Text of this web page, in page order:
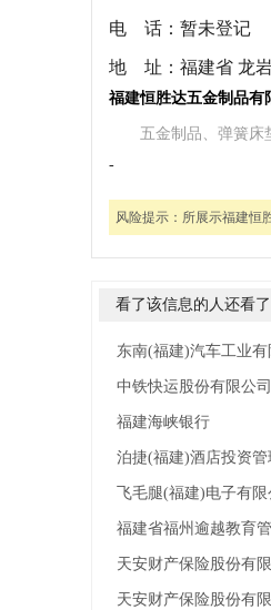
电 话： 暂未登记
地 址： 福建省 龙
福建恒胜达五金制品有
五金制品、弹簧床
-
风险提示： 所展示福建恒
看了该信息的人还看了
东南(福建)汽车工业有
中铁快运股份有限公
福建海峡银行
泊捷(福建)酒店投资管
飞毛腿(福建)电子有限
福建省福州逾越教育
天安财产保险股份有
天安财产保险股份有